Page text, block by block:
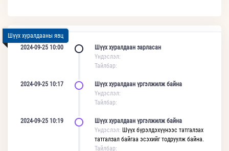
Шүүх хуралдааны явц
2024-09-25 10:00
Шүүх хуралдаан зарласан
Үндэслэл:
Тайлбар:
2024-09-25 10:17
Шүүх хуралдаан үргэлжилж байна
Үндэслэл:
Тайлбар:
2024-09-25 10:19
Шүүх хуралдаан үргэлжилж байна
Үндэслэл: Шүүх бүрэлдэхүүнээс татгалзах
татгалзал байгаа эсэхийг тодруулж байна.
Тайлбар: